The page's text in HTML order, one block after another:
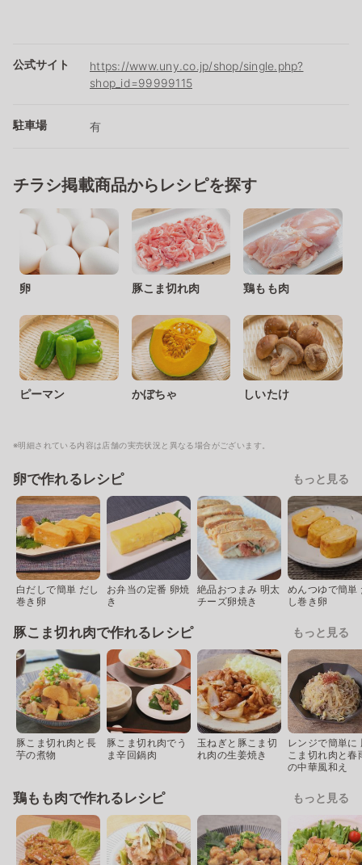
公式サイト
https://www.uny.co.jp/shop/single.php?
shop_id=99999115
駐車場 有
チラシ掲載商品からレシピを探す
卵 豚こま切れ肉 鶏もも肉
ピーマン かぼちゃ しいたけ
※明細されている内容は店舗の実売状況と異なる場合がございます。
卵で作れるレシピ もっと見る
白だしで簡単 だし
巻き卵
お弁当の定番 卵焼
き
絶品おつまみ 明太
チーズ卵焼き
めんつゆで簡単
し巻き卵
豚こま切れ肉で作れるレシピ もっと見る
豚こま切れ肉と長
芋の煮物
豚こま切れ肉でう
ま辛回鍋肉
玉ねぎと豚こま切
れ肉の生姜焼き
レンジで簡単に
こま切れ肉と春
の中華風和え
鶏もも肉で作れるレシピ もっと見る